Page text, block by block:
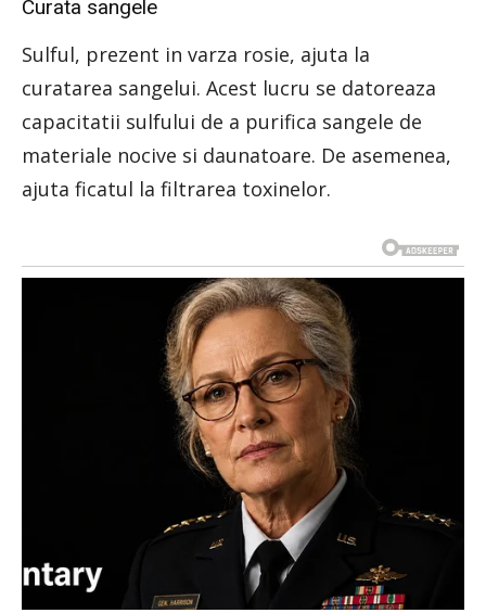
Curata sangele
Sulful, prezent in varza rosie, ajuta la
curatarea sangelui. Acest lucru se datoreaza
capacitatii sulfului de a purifica sangele de
materiale nocive si daunatoare. De asemenea,
ajuta ficatul la filtrarea toxinelor.